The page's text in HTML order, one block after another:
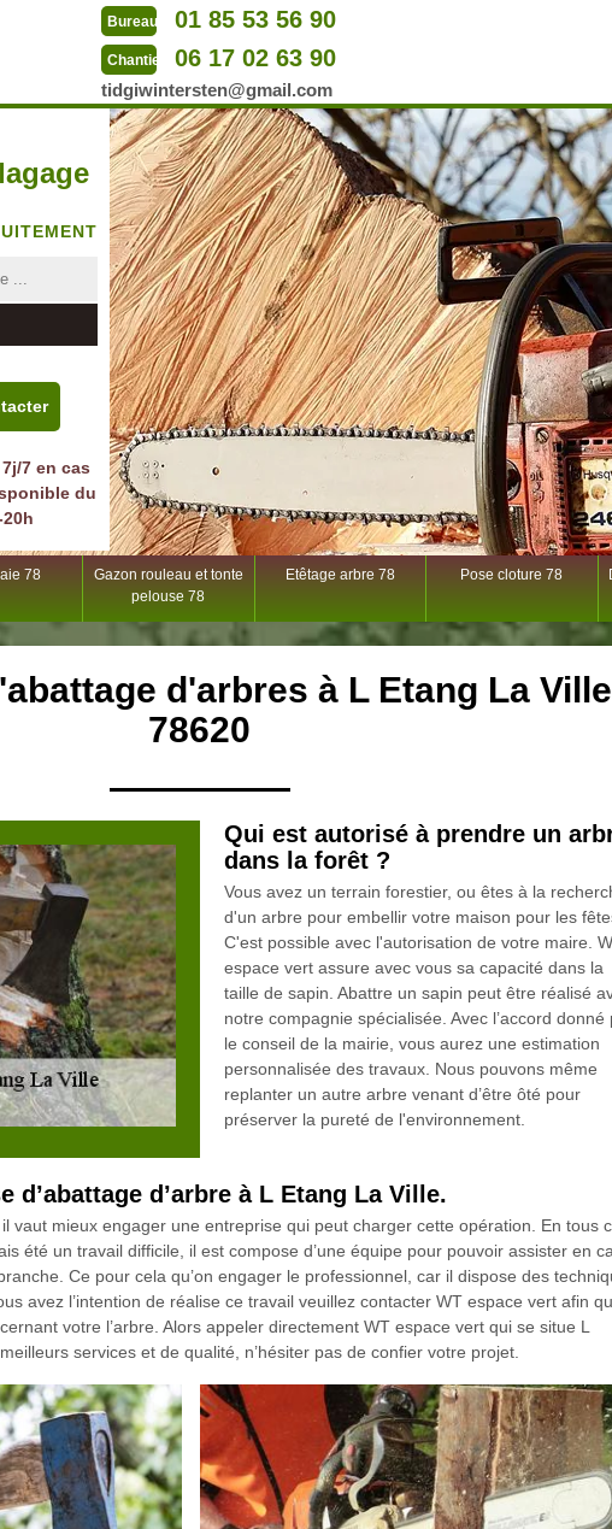
Bureau 01 85 53 56 90
Chantier 06 17 02 63 90
tidgiwintersten@gmail.com
7 en cas
du
78
Gazon rouleau et tonte
pelouse 78
Etêtage arbre 78 Pose cloture 78
d'arbres à L Etang La Ville
78620
Qui est autorisé à prendre un
dans la forêt ?
Vous avez un terrain forestier, ou êtes à la
d'un arbre pour embellir votre maison pour les
C'est possible avec l'autorisation de votre maire.
espace vert assure avec vous sa capacité dans la
taille de sapin. Abattre un sapin peut être réalisé
notre compagnie spécialisée. Avec l’accord donné
le conseil de la mairie, vous aurez une estimation
personnalisée des travaux. Nous pouvons même
replanter un autre arbre venant d’être ôté pour
préserver la pureté de l'environnement.
d’abattage d’arbre à L Etang La Ville.
vaut mieux engager une entreprise qui peut charger cette opération. En tous
été un travail difficile, il est compose d’une équipe pour pouvoir assister en
Ce pour cela qu’on engager le professionnel, car il dispose des
avez l’intention de réalise ce travail veuillez contacter WT espace vert afin
votre l’arbre. Alors appeler directement WT espace vert qui se situe L
services et de qualité, n’hésiter pas de confier votre projet.